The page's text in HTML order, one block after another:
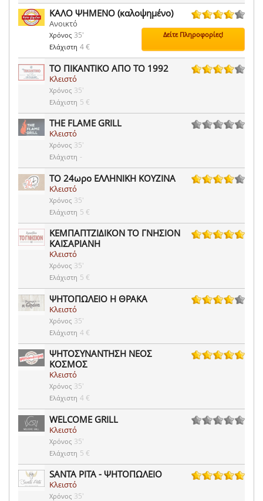
ΚΑΛΟ ΨΗΜΕΝΟ (καλοψημένο)
Ανοικτό
Χρόνος 35'
Ελάχιστη 4 €
Δείτε Πληροφορίες!
ΤΟ ΠΙΚΑΝΤΙΚΟ ΑΠΟ ΤΟ 1992
Κλειστό
Χρόνος 35'
Ελάχιστη 5 €
THE FLAME GRILL
Κλειστό
Χρόνος 35'
Ελάχιστη -
ΤΟ 24ωρο ΕΛΛΗΝΙΚΗ ΚΟΥΖΙΝΑ
Κλειστό
Χρόνος 35'
Ελάχιστη 5 €
ΚΕΜΠΑΠΤΖΙΔΙΚΟΝ ΤΟ ΓΝΗΣΙΟΝ
ΚΑΙΣΑΡΙΑΝΗ
Κλειστό
Χρόνος 35'
Ελάχιστη 5 €
ΨΗΤΟΠΩΛΕΙΟ Η ΘΡΑΚΑ
Κλειστό
Χρόνος 35'
Ελάχιστη 4 €
ΨΗΤΟΣΥΝΑΝΤΗΣΗ ΝΕΟΣ
ΚΟΣΜΟΣ
Κλειστό
Χρόνος 35'
Ελάχιστη 4 €
WELCOME GRILL
Κλειστό
Χρόνος 35'
Ελάχιστη 5 €
SANTA PITA - ΨΗΤΟΠΩΛΕΙΟ
Κλειστό
Χρόνος 35'